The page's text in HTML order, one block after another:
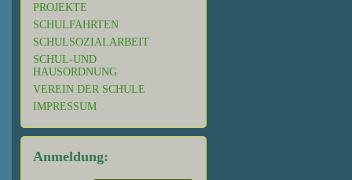
PROJEKTE
SCHULFAHRTEN
SCHULSOZIALARBEIT
SCHUL-UND
HAUSORDNUNG
VEREIN DER SCHULE
IMPRESSUM
Anmeldung: